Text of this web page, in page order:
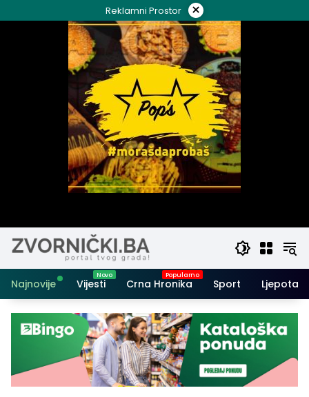
to
Reklamni Prostor ×
Najnovije Vijesti Crna Hronika Sport Ljepota i